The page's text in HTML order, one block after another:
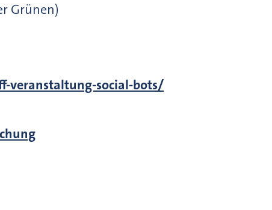
Grünen)
veranstaltung-social-bots/